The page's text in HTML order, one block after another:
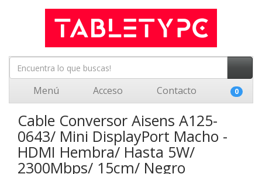
Menú Acceso Contacto 0
Cable Conversor Aisens A125-
0643/ Mini DisplayPort Macho -
HDMI Hembra/ Hasta 5W/
2300Mbps/ 15cm/ Negro